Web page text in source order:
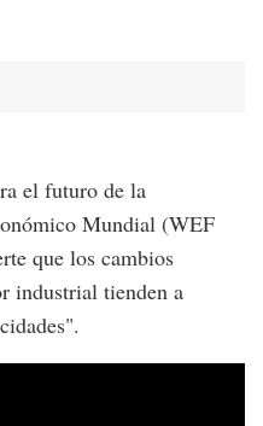
el futuro de la
Mundial (WEF
que los cambios
industrial tienden a